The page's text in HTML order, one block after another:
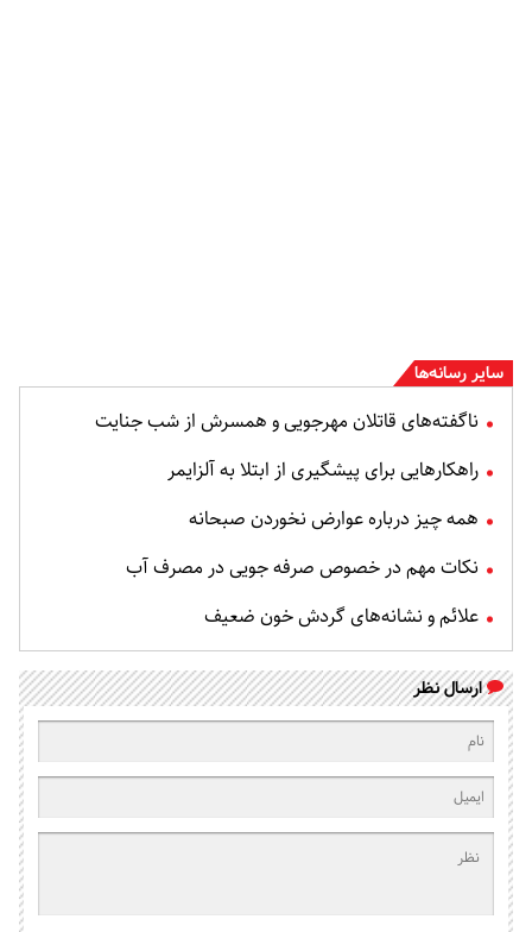
سایر رسانه‌ها
ناگفته‌های قاتلان مهرجویی و همسرش از شب جنایت
راهکارهایی برای پیشگیری از ابتلا به آلزایمر
همه چیز درباره عوارض نخوردن صبحانه
نکات مهم در خصوص صرفه جویی در مصرف آب
علائم و نشانه‌های گردش خون ضعیف
ارسال نظر